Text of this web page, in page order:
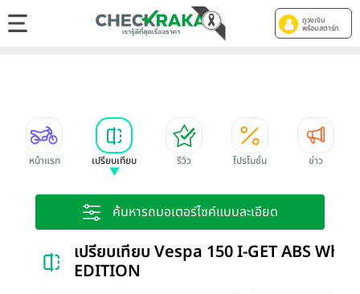
ดูวงเงิน
พร้อมสตาร์ท
หน้าแรก เปรียบเทียบ รีวิว โปรโมชั่น ข่าว
ค้นหารถมอเตอร์ไซค์แบบละเอียด
เปรียบเทียบ Vespa 150 I-GET ABS
EDITION